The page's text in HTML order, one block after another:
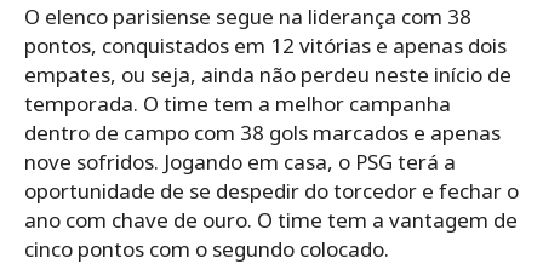
O elenco parisiense segue na liderança com 38
pontos, conquistados em 12 vitórias e apenas dois
empates, ou seja, ainda não perdeu neste início de
temporada. O time tem a melhor campanha
dentro de campo com 38 gols marcados e apenas
nove sofridos. Jogando em casa, o PSG terá a
oportunidade de se despedir do torcedor e fechar o
ano com chave de ouro. O time tem a vantagem de
cinco pontos com o segundo colocado.